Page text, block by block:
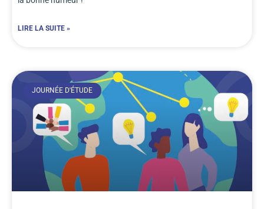
LIRE LA SUITE »
JOURNÉE D'ÉTUDE